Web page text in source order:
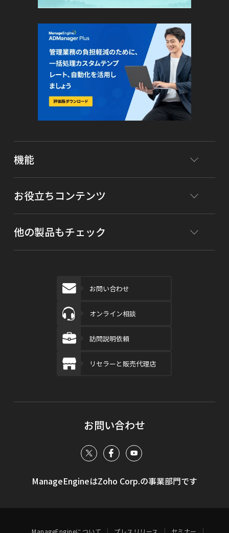
機能
お役立ちコンテンツ
他の製品もチェック
お問い合わせ
オンライン相談
訪問説明依頼
リセラーと販売代理店
お問い合わせ
ManageEngineはZoho Corp.の事業部門です